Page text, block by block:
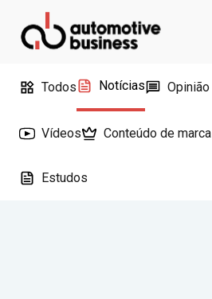
Todos Notícias Opinião
Vídeos Conteúdo de marca
Estudos